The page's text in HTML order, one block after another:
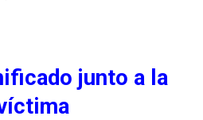
junto a la